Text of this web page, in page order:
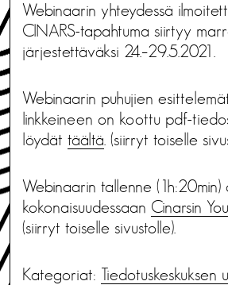
Webinaarin yhteydessä
CINARS-tapahtuma siirtyy
järjestettäväksi 24.–29.5.2021.
Webinaarin puhujien
linkkeineen on koottu pdf-
löydät täältä . (siirryt toiselle
Webinaarin tallenne (1h:20min)
kokonaisuudessaan Cinarsin
(siirryt toiselle sivustolle).
Kategoriat: Tiedotus­keskuksen